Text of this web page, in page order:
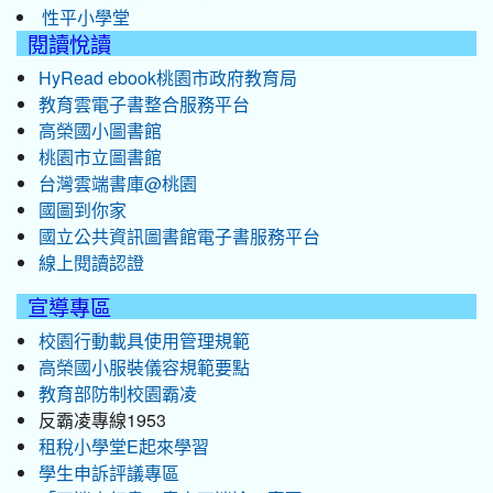
性平小學堂
閱讀悅讀
HyRead ebook桃園市政府教育局
教育雲電子書整合服務平台
高榮國小圖書館
桃園市立圖書館
台灣雲端書庫@桃園
國圖到你家
國立公共資訊圖書館電子書服務平台
線上閱讀認證
宣導專區
校園行動載具使用管理規範
高榮國小服裝儀容規範要點
教育部防制校園霸凌
反霸凌專線1953
租稅小學堂E起來學習
學生申訴評議專區